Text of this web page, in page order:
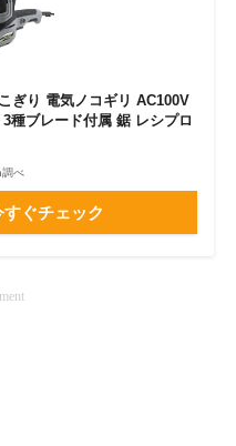
ぎり 電気ノコギリ AC100V
種ブレード付属 鋸 レシプロ
べ
ぐチェック